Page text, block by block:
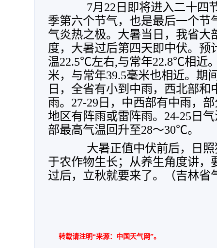
7月22日即将进入二十四
季第六个节气，也是最后一个节
气炎热之极。大暑当日，我省大
度，大暑过后第四天即中伏。预
温22.5℃左右,与常年22.8℃相近
米，与常年39.5毫米也相近。期
日，全省有小到中雨，西北部
雨。27-29日，中西部有中雨，
地区有阵雨或雷阵雨。24-25日
部最高气温回升至28～30℃。
大暑正值中伏前后，日照
于农作物生长；从养生角度讲，
过后，立秋就要来了。（吉林省
转载请注明“来源：中国天气网”。